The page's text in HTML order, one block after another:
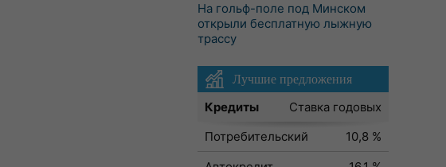
На гольф-поле под Минском
открыли бесплатную лыжную
трассу
Лучшие предложения
Кредиты
Ставка годовых
Потребительский
10,8 %